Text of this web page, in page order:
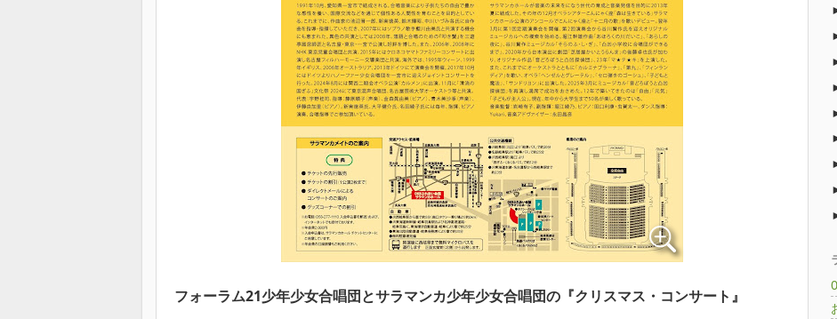
フォーラム21少年少女合唱団とサラマンカ少年少女合唱団の『クリスマス・コンサート』